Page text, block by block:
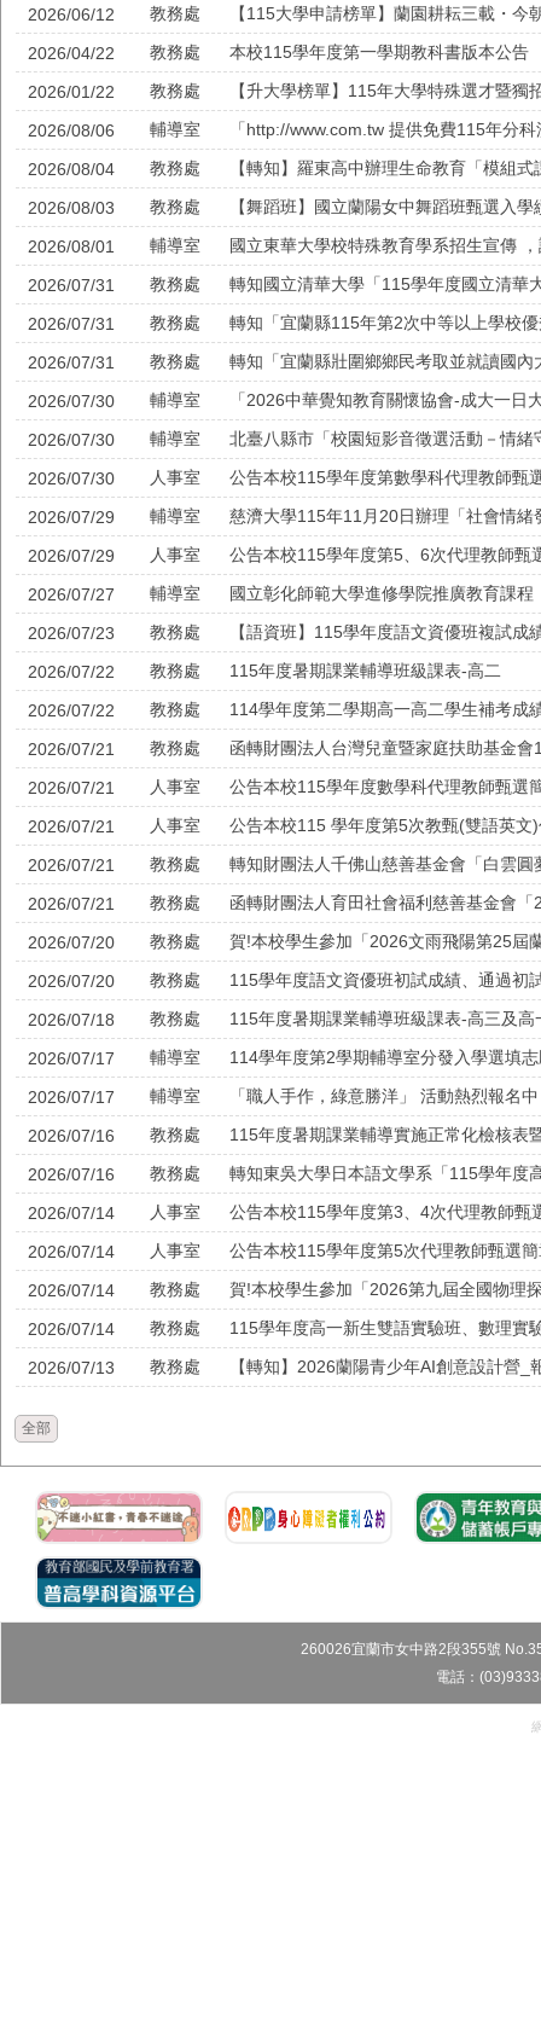
2026/06/12 教務處
2026/04/22 教務處 本校115學年度第一學期教科書版本公告
2026/01/22 教務處 【升大學榜單】115年大學特殊選才暨獨
2026/08/06 輔導室
2026/08/04 教務處
2026/08/03 教務處 【舞蹈班】國立蘭陽女中舞蹈班甄選入
2026/08/01 輔導室 國立東華大學校特殊教育學系招生宣傳
2026/07/31 教務處
2026/07/31 教務處 轉知「宜蘭縣115年第2次中等以上學校
2026/07/31 教務處 轉知「宜蘭縣壯圍鄉鄉民考取並就讀國
2026/07/30 輔導室
2026/07/30 輔導室 北臺八縣市「校園短影音徵選活動－情
2026/07/30 人事室 公告本校115學年度第數學科代理教師甄
2026/07/29 輔導室
2026/07/29 人事室 公告本校115學年度第5、6次代理教師甄
2026/07/27 輔導室
2026/07/23 教務處 【語資班】115學年度語文資優班複試成
2026/07/22 教務處 115年度暑期課業輔導班級課表-高二
2026/07/22 教務處 114學年度第二學期高一高二學生補考成
2026/07/21 教務處
2026/07/21 人事室 公告本校115學年度數學科代理教師甄選
2026/07/21 人事室 公告本校115 學年度第5次教甄(雙語英文
2026/07/21 教務處 轉知財團法人千佛山慈善基金會「白雲圓
2026/07/21 教務處
2026/07/20 教務處 賀!本校學生參加「2026文雨飛陽第25屆
2026/07/20 教務處 115學年度語文資優班初試成績、通過初
2026/07/18 教務處 115年度暑期課業輔導班級課表-高三及高
2026/07/17 輔導室 114學年度第2學期輔導室分發入學選填
2026/07/17 輔導室 「職人手作，綠意勝洋」 活動熱烈報名中
2026/07/16 教務處 115年度暑期課業輔導實施正常化檢核表
2026/07/16 教務處
2026/07/14 人事室 公告本校115學年度第3、4次代理教師甄
2026/07/14 人事室 公告本校115學年度第5次代理教師甄選
2026/07/14 教務處 賀!本校學生參加「2026第九屆全國物理
2026/07/14 教務處 115學年度高一新生雙語實驗班、數理實
2026/07/13 教務處 【轉知】2026蘭陽青少年AI創意設計營_
全部
260026宜蘭市女中路2段355號
電話：